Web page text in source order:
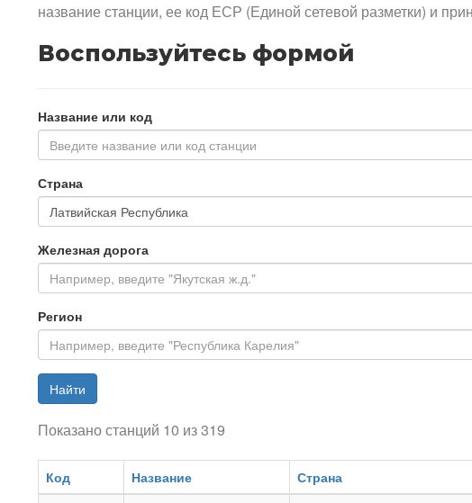
название станции, ее код ЕСР (Единой сетевой разметки) и
Воспользуйтесь формой
Название или код
Введите название или код станции
Страна
Железная дорога
Регион
Найти
Показано станций 10 из 319
Код Название Страна